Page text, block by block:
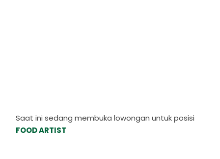
Saat ini sedang membuka lowongan untuk posisi
FOOD ARTIST